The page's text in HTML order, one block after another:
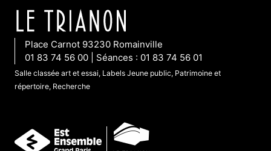
Place Carnot 93230 Romainville
01 83 74 56 00 | Séances : 01 83 74 56 01
Salle classée art et essai, Labels Jeune public, Patrimoine et
répertoire, Recherche